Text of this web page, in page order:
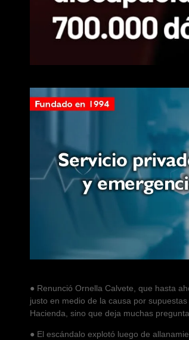
● Renunció Ornella Calvete, que hasta
justo en medio de la causa por
Hacienda, sino que deja muchas
● El escándalo explotó luego de